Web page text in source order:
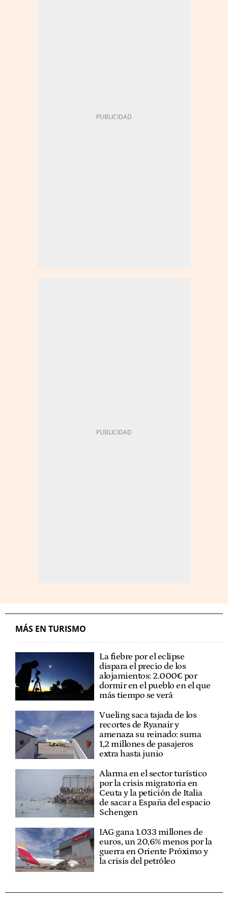
MÁS EN TURISMO
La fiebre por el eclipse
dispara el precio de los
alojamientos: 2.000€ por
dormir en el pueblo en el que
más tiempo se verá
Vueling saca tajada de los
recortes de Ryanair y
amenaza su reinado: suma
1,2 millones de pasajeros
extra hasta junio
Alarma en el sector turístico
por la crisis migratoria en
Ceuta y la petición de Italia
de sacar a España del espacio
Schengen
IAG gana 1.033 millones de
euros, un 20,6% menos por la
guerra en Oriente Próximo y
la crisis del petróleo